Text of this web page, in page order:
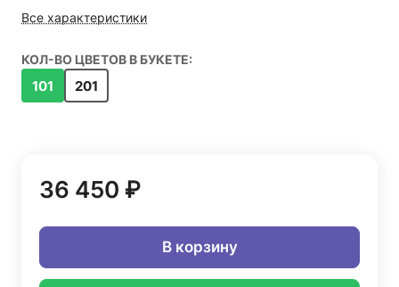
Все характеристики
КОЛ-ВО ЦВЕТОВ В БУКЕТЕ:
101 201
36 450 ₽
В корзину